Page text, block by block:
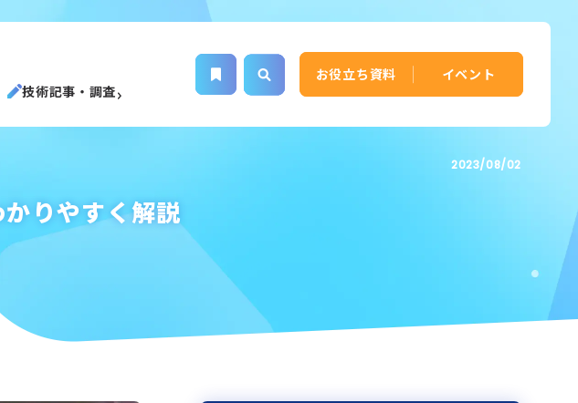
技術記事・調査
お役立ち資料 イベント
2023/08/02
りやすく解説